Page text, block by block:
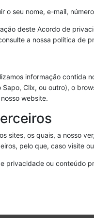
o seu nome, e-mail,
deste Acordo de
a nossa política de
informação contida
Clix, ou outro), o
website.
sites, os quais, a nosso
pelo que, caso visite
privacidade ou conteúdo